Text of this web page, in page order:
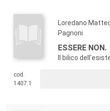
Loredano
Pagnoni
ESSERE NON.
Il bilico
cod.
1407.1